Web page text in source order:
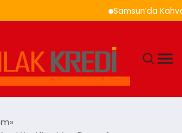
Samsun’da Kahvaltı